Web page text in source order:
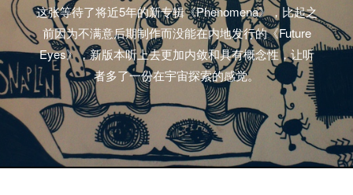
这张等待了将近5年的新专辑《Phenomena》，比起之
前因为不满意后期制作而没能在内地发行的《Future
Eyes》，新版本听上去更加内敛和具有概念性，让听
者多了一份在宇宙探索的感觉。